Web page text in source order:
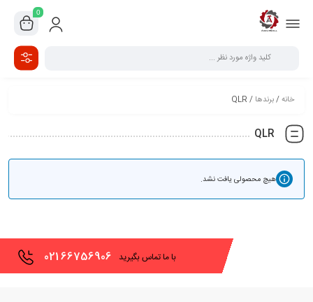
0
خانه/برندها / QLR
QLR
هیچ محصولی یافت نشد.
66756906
021 با ما تماس بگیرید